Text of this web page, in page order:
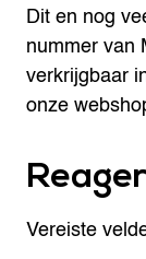
Dit en nog
nummer van
verkrijgbaar
onze
Vereiste
A